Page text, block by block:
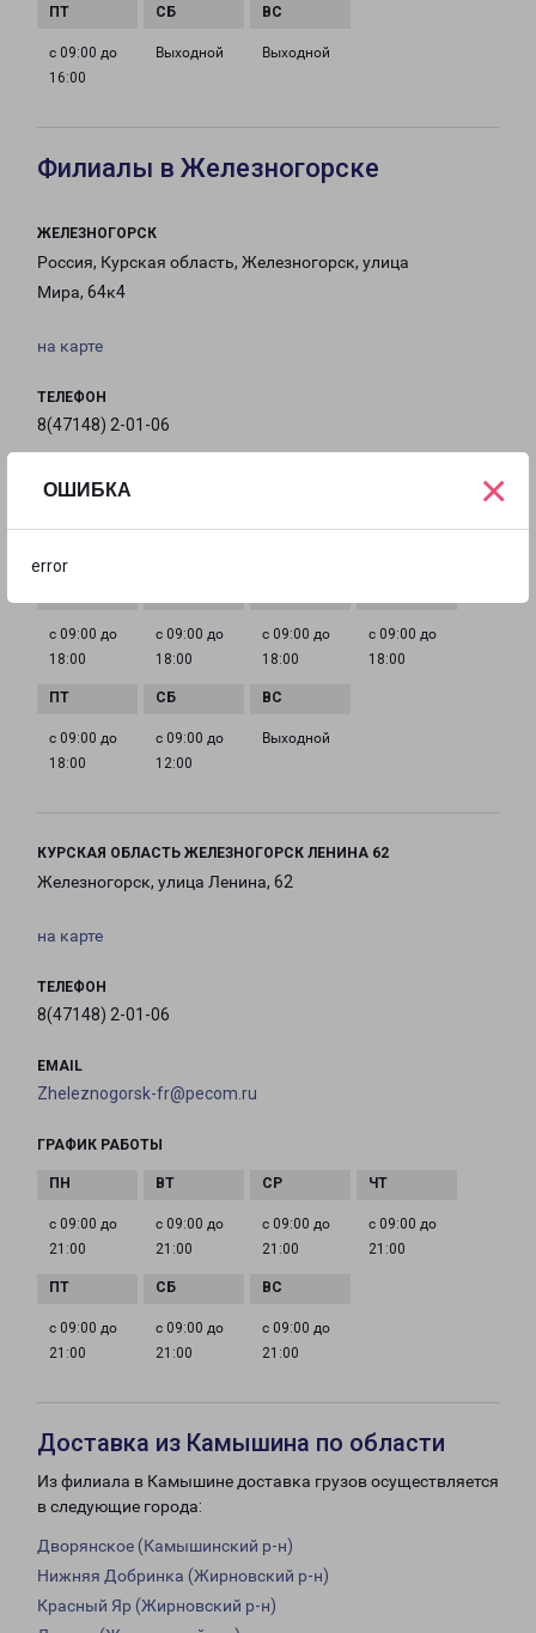
ОШИБКА
error
×
с 09:00 до
16:00
Выходной Выходной
Филиалы в Железногорске
ЖЕЛЕЗНОГОРСК
Россия, Курская область, Железногорск, улица
Мира, 64к4
на карте
ТЕЛЕФОН
8(47148) 2-01-06
с 09:00 до
18:00
с 09:00 до
18:00
с 09:00 до
18:00
с 09:00 до
18:00
с 09:00 до
18:00
с 09:00 до
12:00
Выходной
КУРСКАЯ ОБЛАСТЬ ЖЕЛЕЗНОГОРСК ЛЕНИНА 62
Железногорск, улица Ленина, 62
на карте
ТЕЛЕФОН
8(47148) 2-01-06
EMAIL
Zheleznogorsk-fr@pecom.ru
ГРАФИК РАБОТЫ
с 09:00 до
21:00
с 09:00 до
21:00
с 09:00 до
21:00
с 09:00 до
21:00
с 09:00 до
21:00
с 09:00 до
21:00
с 09:00 до
21:00
Доставка из Камышина по области
Из филиала в Камышине доставка грузов осуществляется
в следующие города:
Дворянское (Камышинский р-н)
Нижняя Добринка (Жирновский р-н)
Красный Яр (Жирновский р-н)